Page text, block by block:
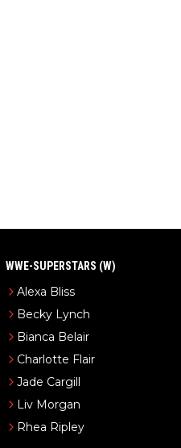
WWE-SUPERSTARS (W)
Alexa Bliss
Becky Lynch
Bianca Belair
Charlotte Flair
Jade Cargill
Liv Morgan
Rhea Ripley